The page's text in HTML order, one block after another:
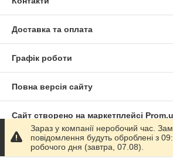
Доставка та оплата
Графік роботи
Повна версія сайту
Сайт створено на маркетплейсі
Політика конфіденційності
Зараз у компанії неробочий час.
повідомлення будуть оброблені з
робочого дня (завтра, 07.08).